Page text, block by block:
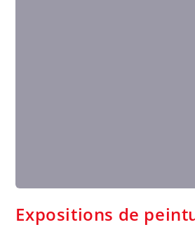
Expositions de